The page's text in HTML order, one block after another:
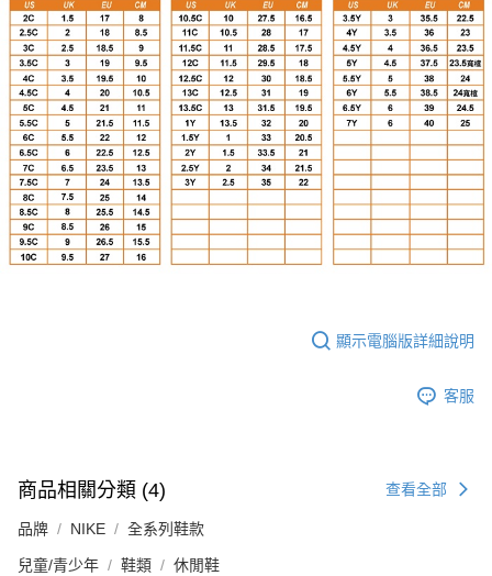
顯示電腦版詳細說明
客服
商品相關分類 (4) 查看全部
品牌 NIKE 全系列鞋款
兒童/青少年 鞋類 休閒鞋